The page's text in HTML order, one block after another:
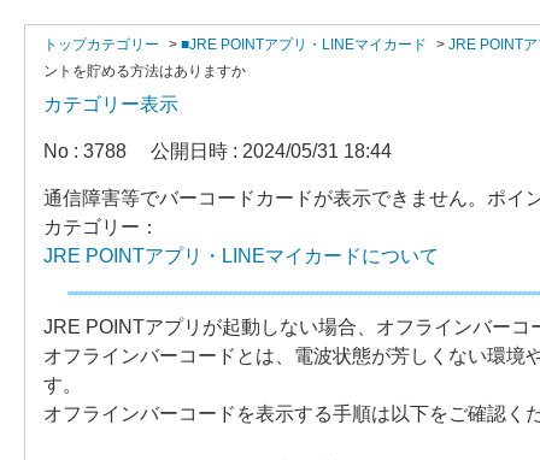
トップカテゴリー > ■JRE POINTアプリ・LINEマイカード > JRE POINT
ントを貯める方法はありますか
カテゴリー表示
No : 3788 公開日時 : 2024/05/31 18:44
通信障害等でバーコードカードが表示できません。ポイ
カテゴリー：
JRE POINTアプリ・LINEマイカードについて
JRE POINTアプリが起動しない場合、オフラインバー
オフラインバーコードとは、電波状態が芳しくない環
す。
オフラインバーコードを表示する手順は以下をご確認く